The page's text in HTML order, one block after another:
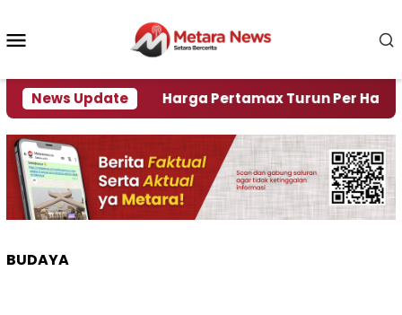
konten
News Update
Krisi Air Harga Pertamax Turun Per Hari Ini,
BUDAYA